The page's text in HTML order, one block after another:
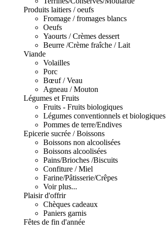
Produits laitiers / oeufs
Fromage / fromages blancs
Oeufs
Yaourts / Crèmes dessert
Beurre /Crème fraîche / Lait
Viande
Volailles
Porc
Bœuf / Veau
Agneau / Mouton
Légumes et Fruits
Fruits - Fruits biologiques
Légumes conventionnels et biologiques
Pommes de terre/Endives
Epicerie sucrée / Boissons
Boissons non alcoolisées
Boissons alcoolisées
Pains/Brioches /Biscuits
Confiture / Miel
Farine/Pâtisserie/Crêpes
Voir plus...
Plaisir d'offrir
Chèques cadeaux
Paniers garnis
Fêtes de fin d'année